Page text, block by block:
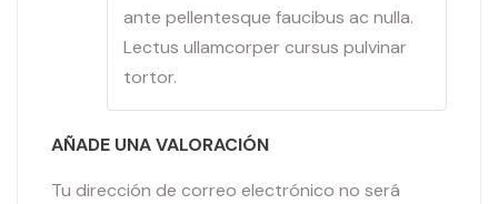
ante pellentesque faucibus ac nulla.
Lectus ullamcorper cursus pulvinar
tortor.
AÑADE UNA VALORACIÓN
Tu dirección de correo electrónico no será